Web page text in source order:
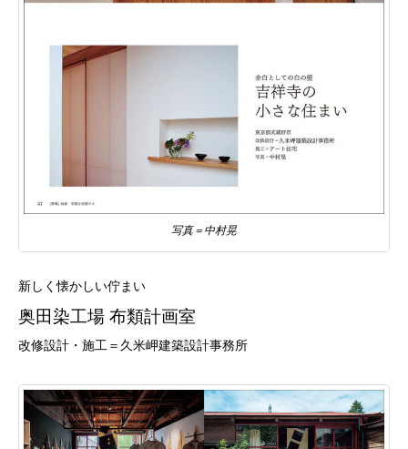
写真＝中村晃
新しく懐かしい佇まい
奥田染工場 布類計画室
改修設計・施工＝久米岬建築設計事務所